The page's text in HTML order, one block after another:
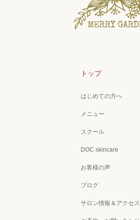
トップ
はじめての方へ
メニュー
スクール
DOC skincare
お客様の声
ブログ
サロン情報＆アクセス